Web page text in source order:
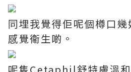
同埋我覺得佢呢個樽口幾
感覺衛生啲。